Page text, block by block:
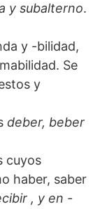
y subalterno.
y -bilidad,
Se
y
deber, beber
cuyos
haber, saber
, y en -